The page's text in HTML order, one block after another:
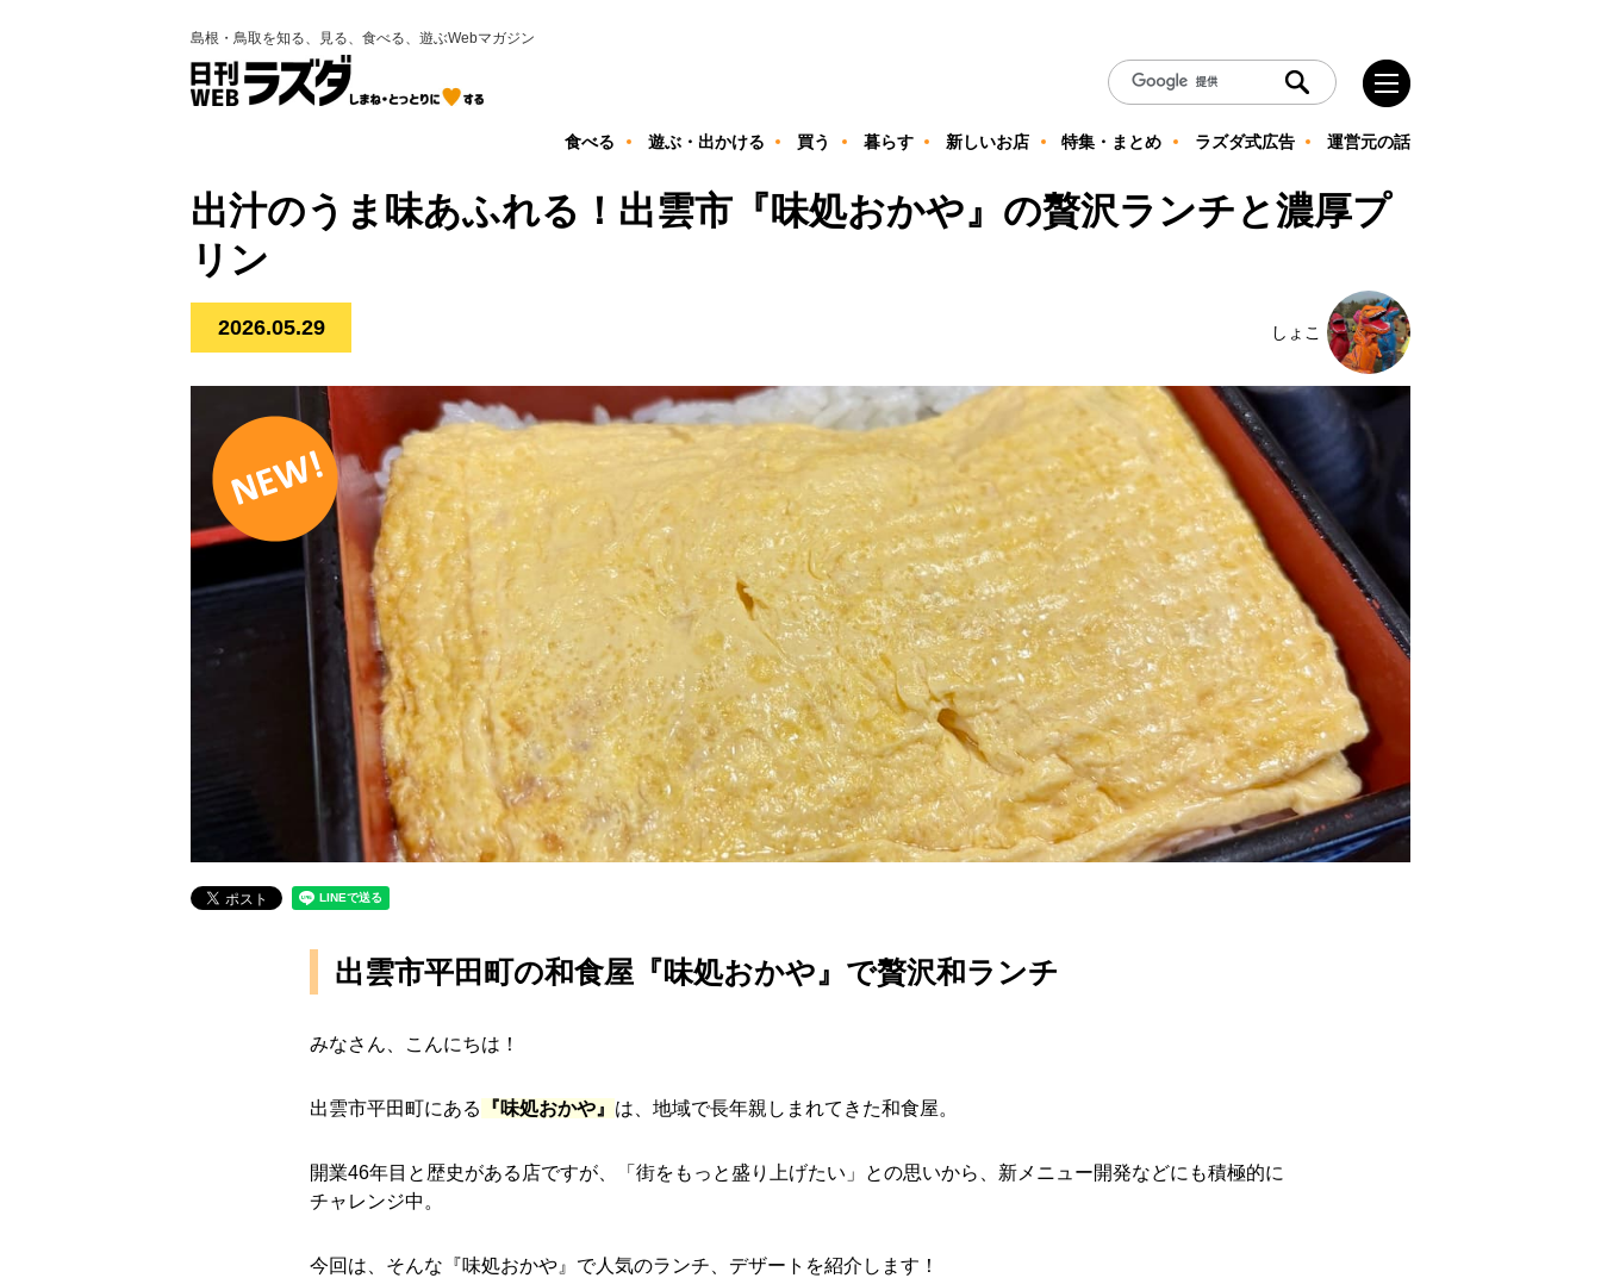
島根・鳥取を知る、見る、食べる、遊ぶWebマガジン
食べる 遊ぶ・出かける 買う 暮らす 新しいお店 特集・まとめ ラズダ式広告 運営元の話
出汁のうま味あふれる！出雲市『味処おかや』の贅沢ランチと濃厚プ
リン
2026.05.29 しょこ
出雲市平田町の和食屋『味処おかや』で贅沢和ランチ
みなさん、こんにちは！
出雲市平田町にある 『味処おかや』 は、地域で長年親しまれてきた和食屋。
開業46年目と歴史がある店ですが、「街をもっと盛り上げたい」との思いから、新メニュー開発などにも積極的に
チャレンジ中。
今回は、そんな『味処おかや』で人気のランチ、デザートを紹介します！